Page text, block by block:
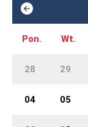
Pon. Wt.
28 29
04 05